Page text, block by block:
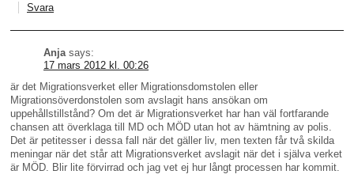
Svara
Anja says:
17 mars 2012 kl. 00:26
är det Migrationsverket eller Migrationsdomstolen eller
Migrationsöverdonstolen som avslagit hans ansökan om
uppehållstillstånd? Om det är Migrationsverket har han väl fortfarande
chansen att överklaga till MD och MÖD utan hot av hämtning av polis.
Det är petitesser i dessa fall när det gäller liv, men texten får två skilda
meningar när det står att Migrationsverket avslagit när det i själva verket
är MÖD. Blir lite förvirrad och jag vet ej hur långt processen har kommit.